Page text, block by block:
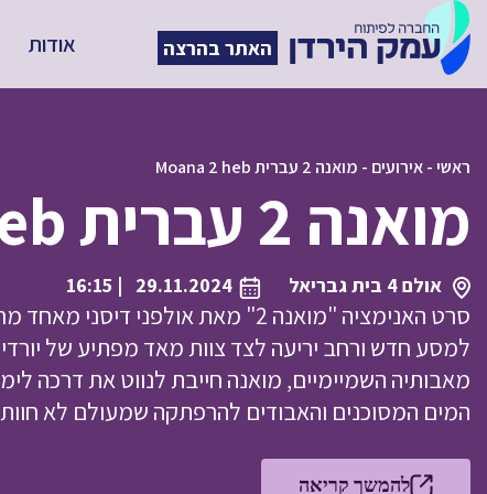
האתר בהרצה אודות
ראשי-אירועים - מואנה 2 עברית Moana 2 heb
מואנה 2 עברית Moana 2 heb
אולם 4 בית גבריאל 29.11.2024
| 16:15
סרט האנימציה "מואנה 2" מאת
למסע חדש ורחב יריעה לצד צוות מאד מפתיע של
מאבותיה השמיימיים, מואנה חייבת לנווט את דרכה
המים המסוכנים והאבודים להרפתקה שמעולם לא
להמשך קריאה